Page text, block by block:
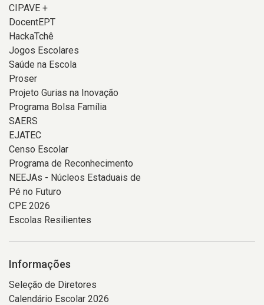
CIPAVE +
DocentEPT
HackaTchê
Jogos Escolares
Saúde na Escola
Proser
Projeto Gurias na Inovação
Programa Bolsa Família
SAERS
EJATEC
Censo Escolar
Programa de Reconhecimento
NEEJAs - Núcleos Estaduais de
Pé no Futuro
CPE 2026
Escolas Resilientes
Informações
Seleção de Diretores
Calendário Escolar 2026